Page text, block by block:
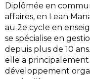
Diplômée en
affaires, en Lean
au 2e cycle en
se spécialise en
depuis plus de 10
elle a
développement